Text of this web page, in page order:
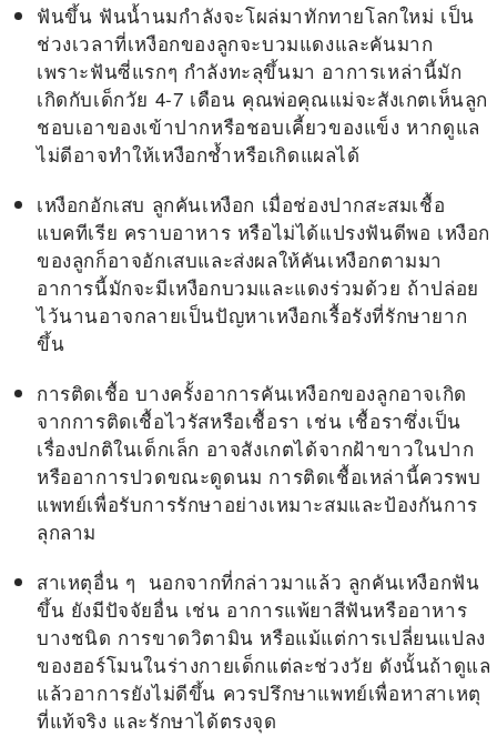
ฟันขึ้น ฟันน้ำนมกำลังจะโผล่มาทักทายโลกใหม่ เป็น
ช่วงเวลาที่เหงือกของลูกจะบวมแดงและคันมาก
เพราะฟันซี่แรกๆ กำลังทะลุขึ้นมา อาการเหล่านี้มัก
เกิดกับเด็กวัย 4-7 เดือน คุณพ่อคุณแม่จะสังเกตเห็นลูก
ชอบเอาของเข้าปากหรือชอบเคี้ยวของแข็ง หากดูแล
ไม่ดีอาจทำให้เหงือกช้ำหรือเกิดแผลได้
เหงือกอักเสบ ลูกคันเหงือก เมื่อช่องปากสะสมเชื้อ
แบคทีเรีย คราบอาหาร หรือไม่ได้แปรงฟันดีพอ เหงือก
ของลูกก็อาจอักเสบและส่งผลให้คันเหงือกตามมา
อาการนี้มักจะมีเหงือกบวมและแดงร่วมด้วย ถ้าปล่อย
ไว้นานอาจกลายเป็นปัญหาเหงือกเรื้อรังที่รักษายาก
ขึ้น
การติดเชื้อ บางครั้งอาการคันเหงือกของลูกอาจเกิด
จากการติดเชื้อไวรัสหรือเชื้อรา เช่น เชื้อราซึ่งเป็น
เรื่องปกติในเด็กเล็ก อาจสังเกตได้จากฝ้าขาวในปาก
หรืออาการปวดขณะดูดนม การติดเชื้อเหล่านี้ควรพบ
แพทย์เพื่อรับการรักษาอย่างเหมาะสมและป้องกันการ
ลุกลาม
สาเหตุอื่น ๆ นอกจากที่กล่าวมาแล้ว ลูกคันเหงือกฟัน
ขึ้น ยังมีปัจจัยอื่น เช่น อาการแพ้ยาสีฟันหรืออาหาร
บางชนิด การขาดวิตามิน หรือแม้แต่การเปลี่ยนแปลง
ของฮอร์โมนในร่างกายเด็กแต่ละช่วงวัย ดังนั้นถ้าดูแล
แล้วอาการยังไม่ดีขึ้น ควรปรึกษาแพทย์เพื่อหาสาเหตุ
ที่แท้จริง และรักษาได้ตรงจุด